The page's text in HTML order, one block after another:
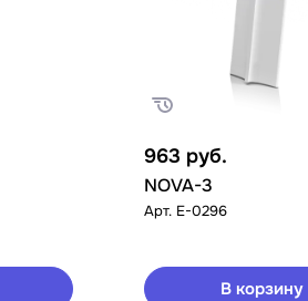
963 руб.
NOVA-3
Арт. E-0296
В корзину